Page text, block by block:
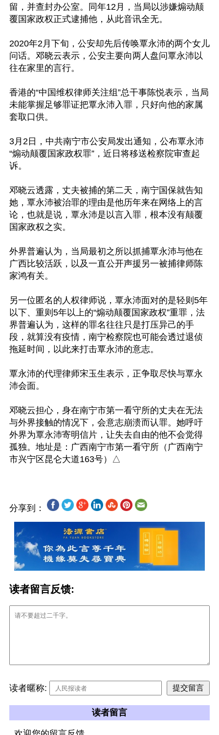
留，并查封办公室。同年12月，当局以涉嫌煽动颠
覆国家政权正式逮捕他，从此音讯全无。
2020年2月下旬，公安却先后传唤覃永沛的两个女儿
问话。邓晓云表示，公安主要向两人盘问覃永沛以
往在家里的言行。
香港的“中国维权律师关注组”总干事陈悦表示，当局
未能掌握足够罪证把覃永沛入罪，只好向他的家属
套取口供。
3月2日，中共南宁市公安局发出通知，公布覃永沛
“煽动颠覆国家政权罪”，近日将移送检察院审查起
诉。
邓晓云透露，丈夫被捕的第二天，南宁国保就告知
她，覃永沛被治罪的理由是他历年来在网络上的言
论，也就是说，覃永沛是以言入罪，根本没有颠覆
国家政权之实。
外界普遍认为，当局最初之所以抓捕覃永沛与他在
广西比较活跃，以及一直公开声援另一被捕律师陈
家鸿有关。
另一位匿名的人权律师说，覃永沛面对的是轻则5年
以下、重则5年以上的“煽动颠覆国家政权”重罪，法
界普遍认为，这样的罪名往往只是打压异己的手
段，就算没有疫情，南宁检察院也可能会透过退侦
拖延时间，以此来打击覃永沛的意志。
覃永沛的代理律师宋玉生表示，正争取尽快与覃永
沛会面。
邓晓云担心，身在南宁市第一看守所的丈夫在无法
与外界接触的情况下，会意志崩溃而认罪。她呼吁
外界为覃永沛寄明信片，让失去自由的他不会觉得
孤独。地址是：广西南宁市第一看守所（广西南宁
分享到：
读者留言反馈:
读者暱称:
读者留言